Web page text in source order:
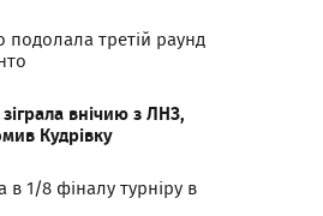
подолала третій раунд
внічию з ЛНЗ,
Кудрівку
1/8 фіналу турніру в